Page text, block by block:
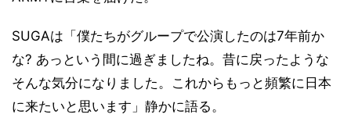
SUGAは「僕たちがグループで公演したのは7年前か
な? あっという間に過ぎましたね。昔に戻ったような
そんな気分になりました。これからもっと頻繁に日本
に来たいと思います」静かに語る。